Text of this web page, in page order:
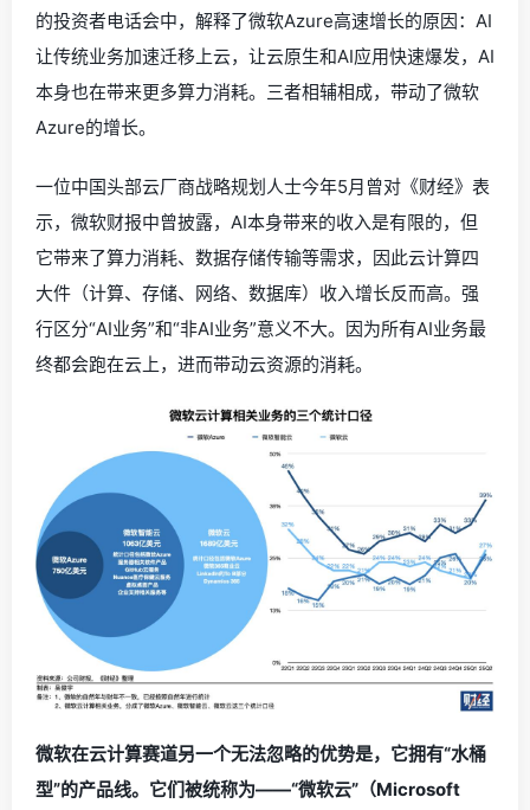
的投资者电话会中，解释了微软Azure高速增长的原因：AI
让传统业务加速迁移上云，让云原生和AI应用快速爆发，AI
本身也在带来更多算力消耗。三者相辅相成，带动了微软
Azure的增长。
一位中国头部云厂商战略规划人士今年5月曾对《财经》表
示，微软财报中曾披露，AI本身带来的收入是有限的，但
它带来了算力消耗、数据存储传输等需求，因此云计算四
大件（计算、存储、网络、数据库）收入增长反而高。强
行区分“AI业务”和“非AI业务”意义不大。因为所有AI业务最
终都会跑在云上，进而带动云资源的消耗。
微软在云计算赛道另一个无法忽略的优势是，它拥有“水桶
型”的产品线。它们被统称为——“微软云”（Microsoft